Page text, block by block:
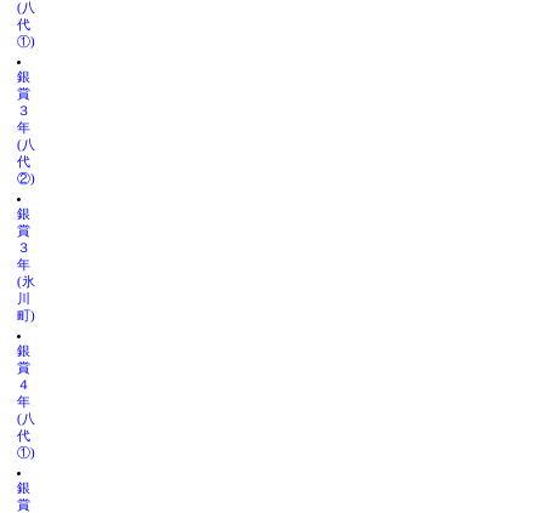
(八
代
①)
銀
賞
３
年
(八
代
②)
銀
賞
３
年
(氷
川
町)
銀
賞
４
年
(八
代
①)
銀
賞